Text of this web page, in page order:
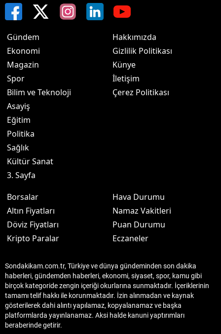
Gündem
Ekonomi
Magazin
Spor
Bilim ve Teknoloji
Asayiş
Eğitim
Politika
Sağlık
Kültür Sanat
3. Sayfa
Hakkımızda
Gizlilik Politikası
Künye
İletişim
Çerez Politikası
Borsalar
Altın Fiyatları
Döviz Fiyatları
Kripto Paralar
Hava Durumu
Namaz Vakitleri
Puan Durumu
Eczaneler
Sondakikam.com.tr, Türkiye ve dünya gündeminden son dakika
haberleri, gündemden haberleri, ekonomi, siyaset, spor, kamu gibi
birçok kategoride zengin içeriği okurlarına sunmaktadır. İçeriklerinin
tamamı telif hakkı ile korunmaktadır. İzin alınmadan ve kaynak
gösterilerek dahi alıntı yapılamaz, kopyalanamaz ve başka
platformlarda yayınlanamaz. Aksi halde kanuni yaptırımları
beraberinde getirir.